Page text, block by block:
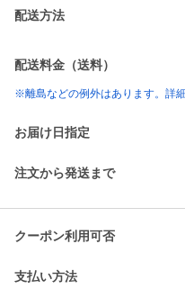
配送方法
配送料金（送料）
※離島などの例外はあります。詳
お届け日指定
注文から発送まで
クーポン利用可否
支払い方法